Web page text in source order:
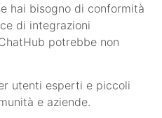
hai bisogno di conformità
di integrazioni
potrebbe non
utenti esperti e piccoli
e aziende.